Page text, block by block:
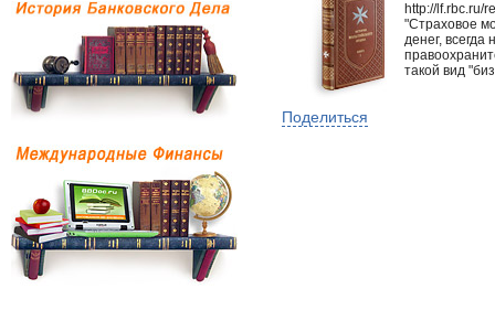
http://lf.rbc.ru/
"Страховое
денег,
такой вид
Поделиться